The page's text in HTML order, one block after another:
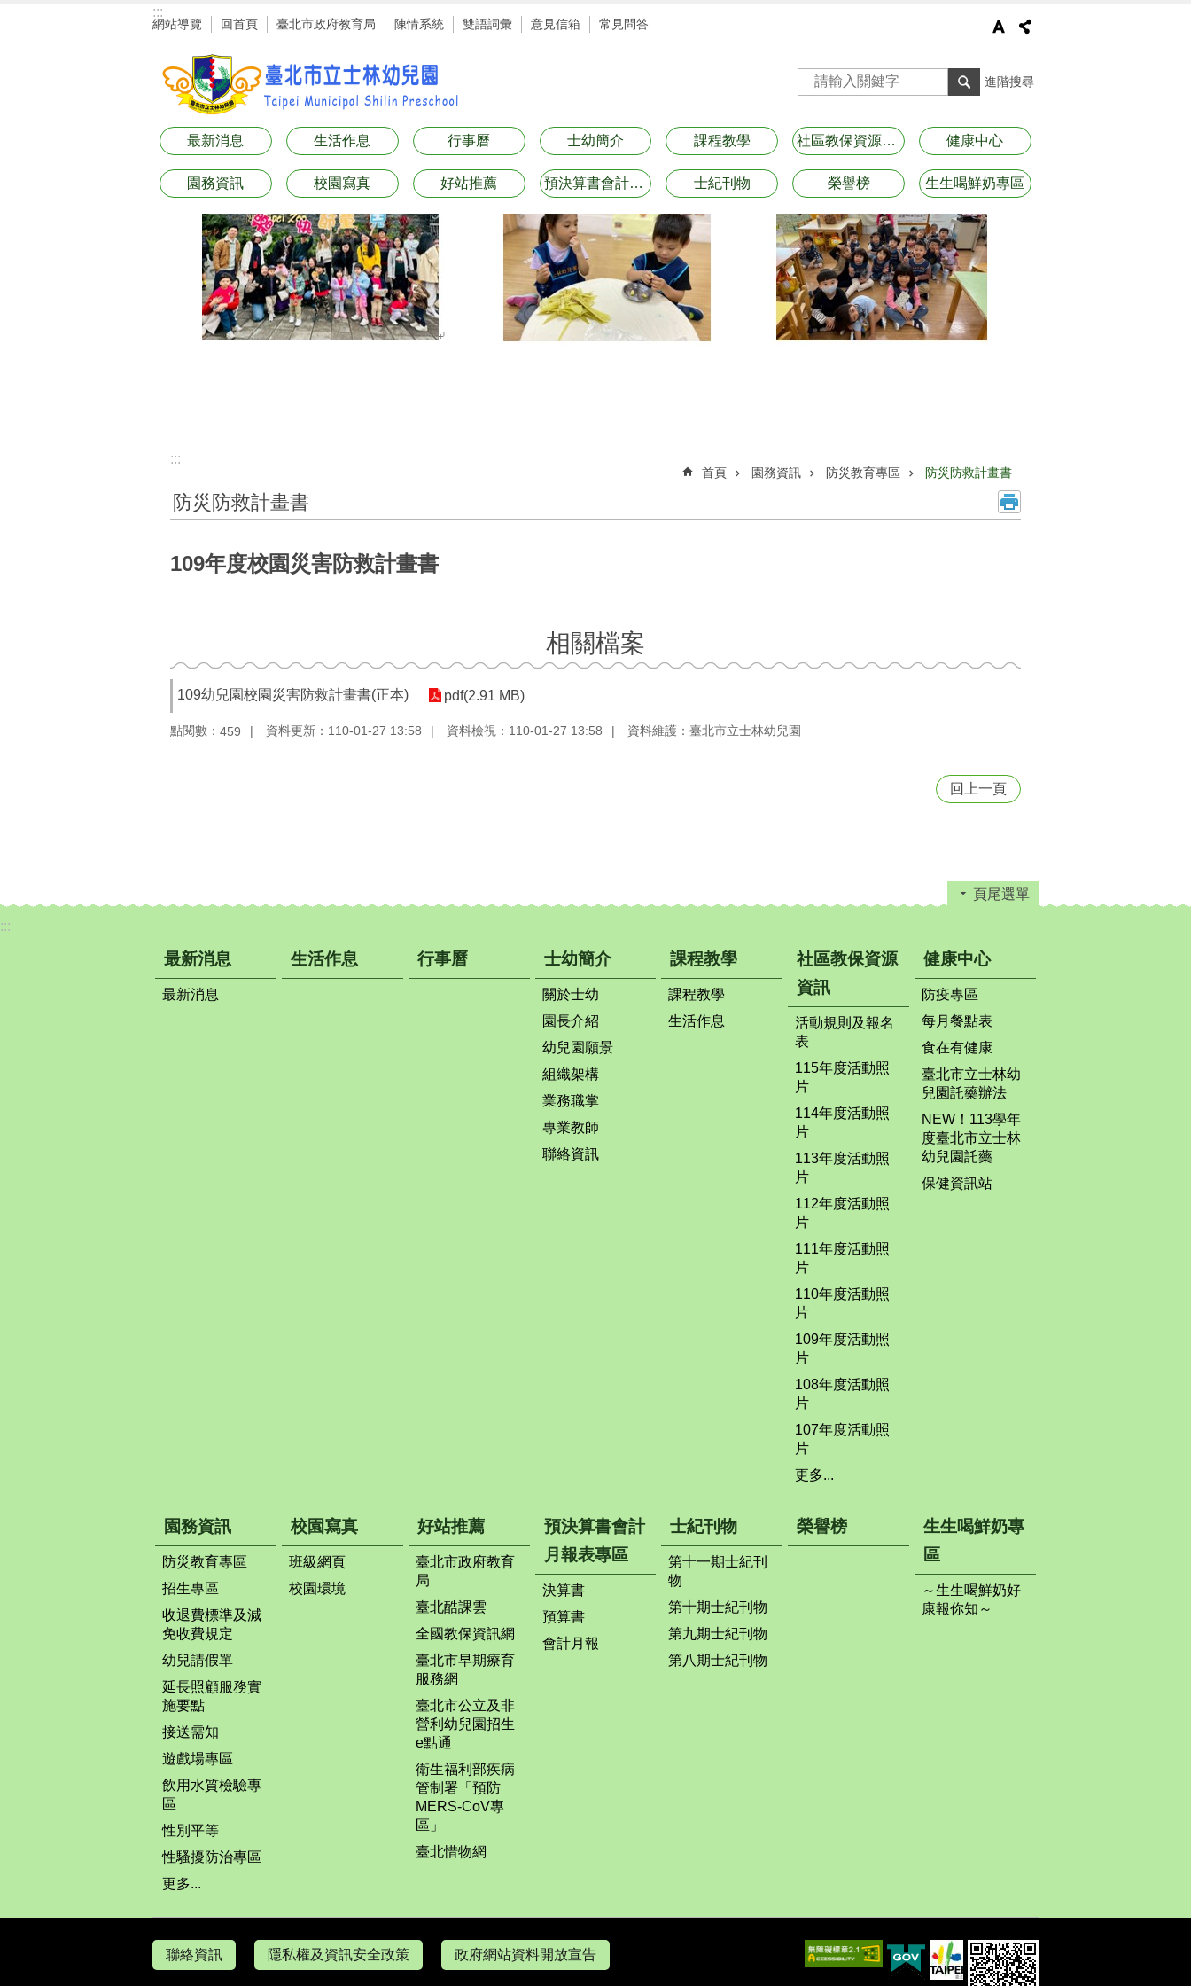
:::
網站導覽 回首頁 臺北市政府教育局 陳情系統 雙語詞彙 意見信箱 常見問答
進階搜尋
最新消息 生活作息 行事曆 士幼簡介 課程教學 社區教保資源資訊 健康中心
園務資訊 校園寫真 好站推薦 預決算書會計月報表專區 士紀刊物 榮譽榜 生生喝鮮奶專區
:::
首頁 園務資訊 防災教育專區 防災防救計畫書
防災防救計畫書
109年度校園災害防救計畫書
相關檔案
109幼兒園校園災害防救計畫書(正本) pdf(2.91 MB)
點閱數： 459 資料更新：110-01-27 13:58 資料檢視：110-01-27 13:58 資料維護：臺北市立士林幼兒園
回上一頁
頁尾選單
:::
最新消息
最新消息
生活作息 行事曆 士幼簡介
關於士幼
園長介紹
幼兒園願景
組織架構
業務職掌
專業教師
聯絡資訊
課程教學
課程教學
生活作息
社區教保資源
資訊
活動規則及報名
表
115年度活動照
片
114年度活動照
片
113年度活動照
片
112年度活動照
片
111年度活動照
片
110年度活動照
片
109年度活動照
片
108年度活動照
片
107年度活動照
片
更多...
健康中心
防疫專區
每月餐點表
食在有健康
臺北市立士林幼
兒園託藥辦法
NEW！113學年
度臺北市立士林
幼兒園託藥
保健資訊站
園務資訊
防災教育專區
招生專區
收退費標準及減
免收費規定
幼兒請假單
延長照顧服務實
施要點
接送需知
遊戲場專區
飲用水質檢驗專
區
性別平等
性騷擾防治專區
更多...
校園寫真
班級網頁
校園環境
好站推薦
臺北市政府教育
局
臺北酷課雲
全國教保資訊網
臺北市早期療育
服務網
臺北市公立及非
營利幼兒園招生
e點通
衛生福利部疾病
管制署「預防
MERS-CoV專
區」
臺北惜物網
預決算書會計
月報表專區
決算書
預算書
會計月報
士紀刊物
第十一期士紀刊
物
第十期士紀刊物
第九期士紀刊物
第八期士紀刊物
榮譽榜
生生喝鮮奶專
區
～生生喝鮮奶好
康報你知～
聯絡資訊 隱私權及資訊安全政策 政府網站資料開放宣告